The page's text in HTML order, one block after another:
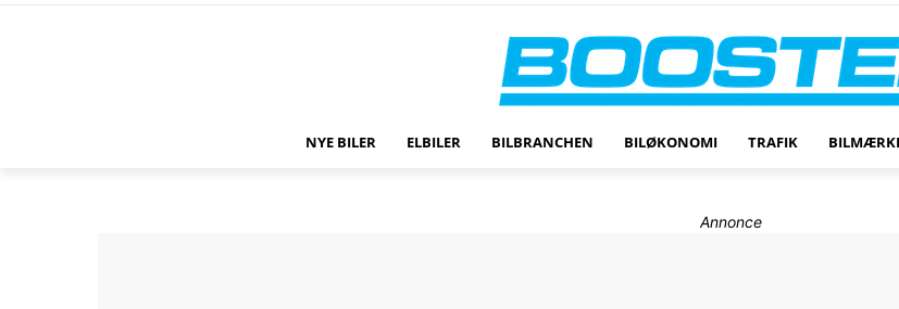
NYE BILER ELBILER BILBRANCHEN BILØKONOMI TRAFIK
Annonce